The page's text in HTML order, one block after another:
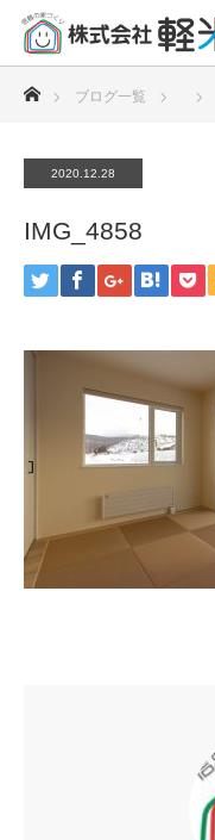
ブログ一覧
2020.12.28
IMG_4858